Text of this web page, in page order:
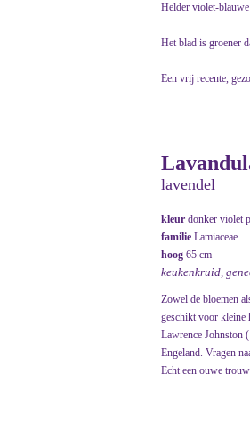
Helder violet-
Het blad is groener
Een vrij recente,
lavendel
kleur donker violet
familie Lamiaceae
hoog 65 cm
keukenkruid,
Zowel de bloemen
geschikt voor kleine
Lawrence Johnston
Engeland. Vragen
Echt een ouwe